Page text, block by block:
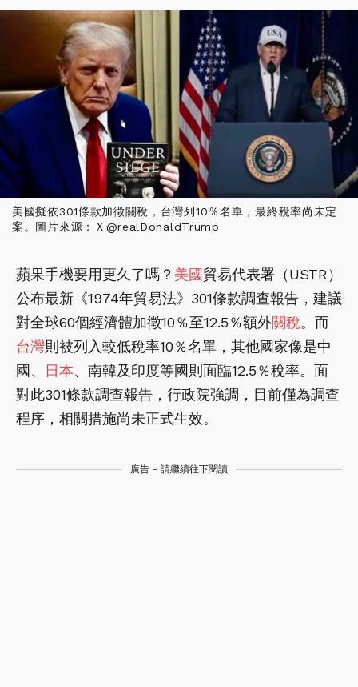
美國擬依301條款加徵關稅，台灣列10％名單，最終稅率尚未定
案。圖片來源：Ｘ@realDonaldTrump
蘋果手機要用更久了嗎？ 美國貿易代表署（USTR）
公布最新《1974年貿易法》301條款調查報告，建議
對全球60個經濟體加徵10％至12.5％額外關稅。而
台灣則被列入較低稅率10％名單，其他國家像是中
國、
日本、南韓及印度等國則面臨12.5％稅率。面
對此301條款調查報告，行政院強調，目前僅為調查
程序，相關措施尚未正式生效。
廣告 - 請繼續往下閱讀